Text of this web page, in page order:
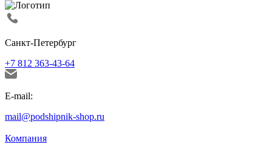
Санкт-Петербург
+7 812 363-43-64
E-mail:
mail@podshipnik-shop.ru
Компания